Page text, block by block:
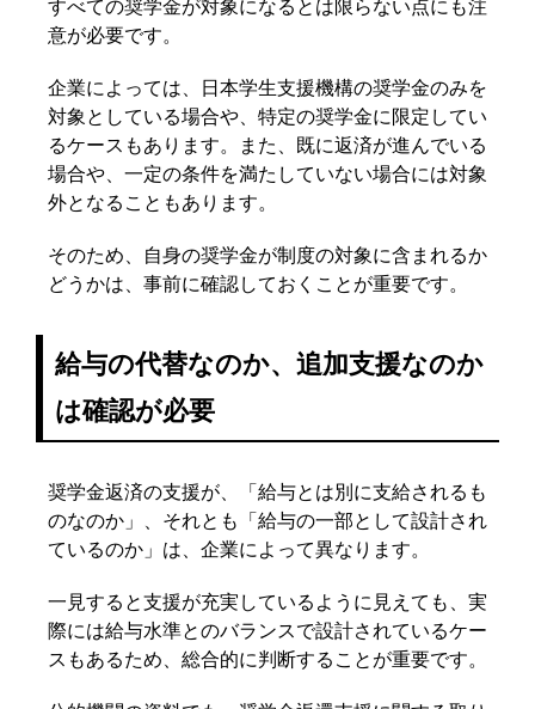
すべての奨学金が対象になるとは限らない点にも注
意が必要です。
企業によっては、日本学生支援機構の奨学金のみを
対象としている場合や、特定の奨学金に限定してい
るケースもあります。また、既に返済が進んでいる
場合や、一定の条件を満たしていない場合には対象
外となることもあります。
そのため、自身の奨学金が制度の対象に含まれるか
どうかは、事前に確認しておくことが重要です。
給与の代替なのか、追加支援なのか
は確認が必要
奨学金返済の支援が、「給与とは別に支給されるも
のなのか」、それとも「給与の一部として設計され
ているのか」は、企業によって異なります。
一見すると支援が充実しているように見えても、実
際には給与水準とのバランスで設計されているケー
スもあるため、総合的に判断することが重要です。